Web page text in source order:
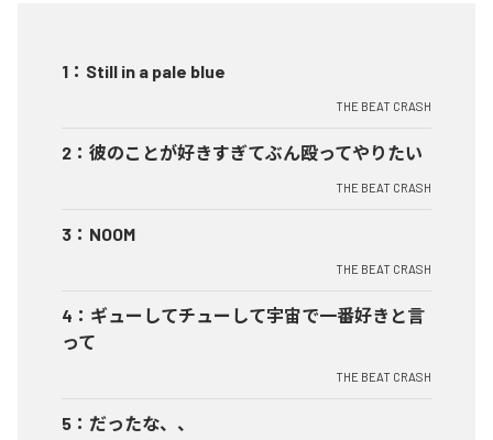
1 ： Still in a pale blue
THE BEAT CRASH
2 ： 彼のことが好きすぎてぶん殴ってやりたい
THE BEAT CRASH
3 ： NOOM
THE BEAT CRASH
4 ： ギューしてチューして宇宙で一番好きと言
って
THE BEAT CRASH
5 ： だったな、、